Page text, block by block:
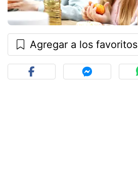
Agregar a los favoritos